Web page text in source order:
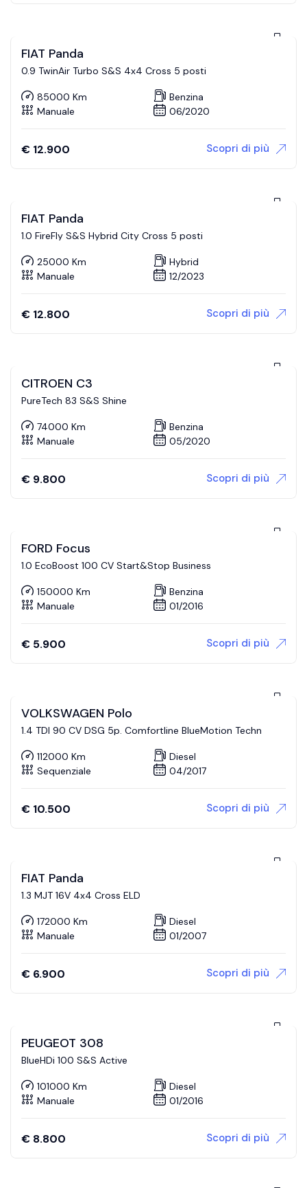
FIAT Panda
0.9 TwinAir Turbo S&S 4x4 Cross 5 posti
85000 Km
Benzina
Manuale
06/2020
€ 12.900 Scopri di più
FIAT Panda
1.0 FireFly S&S Hybrid City Cross 5 posti
25000 Km
Hybrid
Manuale
12/2023
€ 12.800 Scopri di più
CITROEN C3
PureTech 83 S&S Shine
74000 Km
Benzina
Manuale
05/2020
€ 9.800 Scopri di più
FORD Focus
1.0 EcoBoost 100 CV Start&Stop Business
150000 Km
Benzina
Manuale
01/2016
€ 5.900 Scopri di più
VOLKSWAGEN Polo
1.4 TDI 90 CV DSG 5p. Comfortline BlueMotion Techn
112000 Km
Diesel
Sequenziale
04/2017
€ 10.500 Scopri di più
FIAT Panda
1.3 MJT 16V 4x4 Cross ELD
172000 Km
Diesel
Manuale
01/2007
€ 6.900 Scopri di più
PEUGEOT 308
BlueHDi 100 S&S Active
101000 Km
Diesel
Manuale
01/2016
€ 8.800 Scopri di più